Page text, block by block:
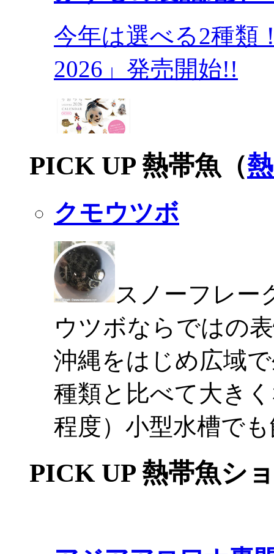
今年は選べる2種類
2026」発売開始!!
PICK UP 熱帯魚（
クモウツボ
スノーフレー
ウツボならではの
沖縄をはじめ広域
種類と比べて大き
程度）小型水槽で
PICK UP 熱帯魚シ